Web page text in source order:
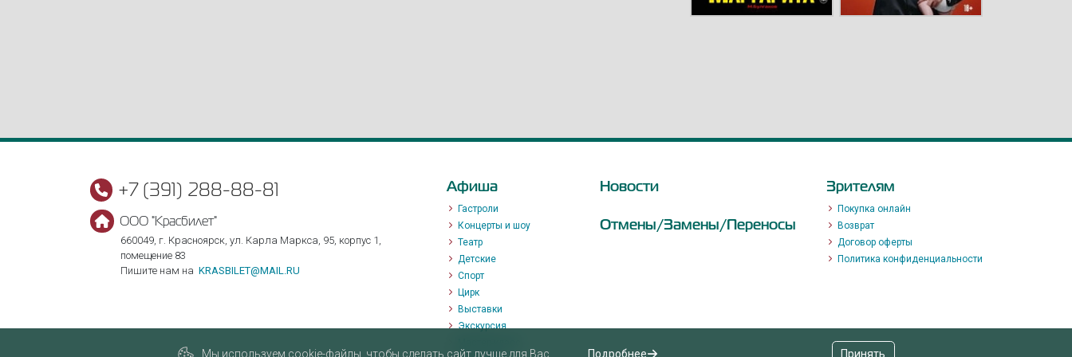
+7 (391) 288-88-81
ООО "Красбилет"
660049, г. Красноярск, ул. Карла Маркса, 95, корпус 1,
помещение 83
Пишите нам на KRASBILET@MAIL.RU
Афиша
Гастроли
Концерты и шоу
Театр
Детские
Спорт
Цирк
Выставки
Экскурсия
Новости
Отмены/Замены/Переносы
Зрителям
Покупка онлайн
Возврат
Договор оферты
Политика конфиденциальности
Мы используем cookie-файлы, чтобы сделать сайт лучше для Вас. Подробнее Принять